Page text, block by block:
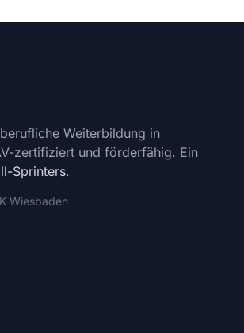
Weiterbildung in
zertifiziert und förderfähig. Ein
Sprinters.
Wiesbaden